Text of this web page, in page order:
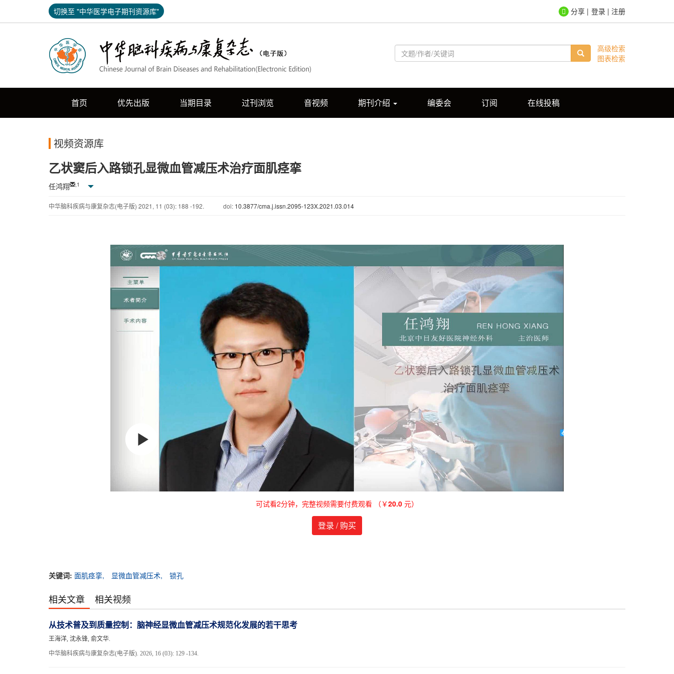
切换至 "中华医学电子期刊资源库" 登录 | 注册
高级检索
图表检索
首页 优先出版 当期目录 过刊浏览 音视频 期刊介绍 编委会 订阅 在线投稿
视频资源库
乙状窦后入路锁孔显微血管减压术治疗面肌痉挛
任鸿翔 1
中华脑科疾病与康复杂志(电子版) 2021, 11 (03): 188 -192. doi: 10.3877/cma.j.issn.2095-123X.2021.03.014
可试看2分钟，完整视频需要付费观看 （￥20.0 元）
登录 / 购买
关键词: 面肌痉挛, 显微血管减压术, 锁孔
相关文章 相关视频
从技术普及到质量控制：脑神经显微血管减压术规范化发展的若干思考
王海洋, 沈永锋, 俞文华.
中华脑科疾病与康复杂志(电子版). 2026, 16 (03): 129 -134.